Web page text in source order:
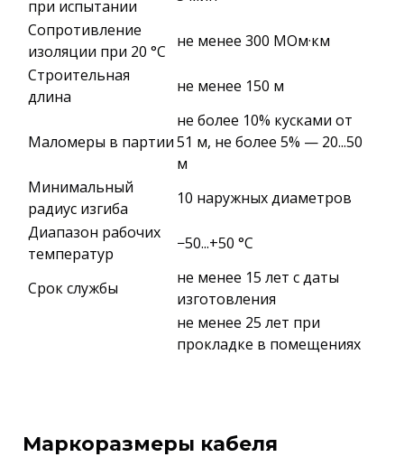
при испытании
Сопротивление
изоляции при 20 °С
не менее 300 МОм·км
Строительная
длина
не менее 150 м
Маломеры в партии
не более 10% кусками от
51 м, не более 5% — 20...50
м
Минимальный
радиус изгиба
10 наружных диаметров
Диапазон рабочих
температур
−50...+50 °C
Срок службы
не менее 15 лет с даты
изготовления
не менее 25 лет при
прокладке в помещениях
Маркоразмеры кабеля